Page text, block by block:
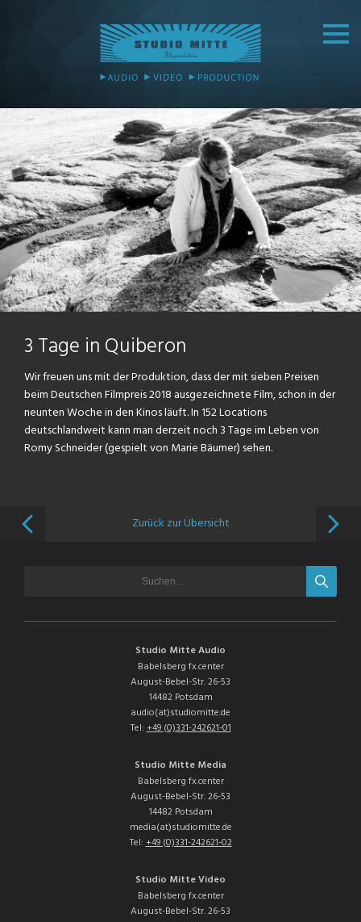
3 Tage in Quiberon
Wir freuen uns mit der Produktion, dass der mit sieben Preisen
beim Deutschen Filmpreis 2018 ausgezeichnete Film, schon in der
neunten Woche in den Kinos läuft. In 152 Locations
deutschlandweit kann man derzeit noch 3 Tage im Leben von
Romy Schneider (gespielt von Marie Bäumer) sehen.
Zurück zur Übersicht
Studio Mitte Audio
Babelsberg fx.center
August-Bebel-Str. 26-53
14482 Potsdam
audio(at)studiomitte.de
Tel:+49 (0)331-242621-01
Studio Mitte Media
Babelsberg fx.center
August-Bebel-Str. 26-53
14482 Potsdam
media(at)studiomitte.de
Tel:+49 (0)331-242621-02
Studio Mitte Video
Babelsberg fx.center
August-Bebel-Str. 26-53